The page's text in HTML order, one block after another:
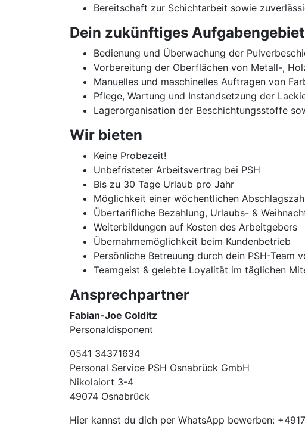
Bereitschaft zur Schichtarbeit sowie
Dein zukünftiges Aufgabengebiet
Bedienung und Überwachung der
Vorbereitung der Oberflächen von Metall-,
Manuelles und maschinelles Auftragen von
Pflege, Wartung und Instandsetzung der
Lagerorganisation der Beschichtungsstoffe
Wir bieten
Keine Probezeit!
Unbefristeter Arbeitsvertrag bei PSH
Bis zu 30 Tage Urlaub pro Jahr
Möglichkeit einer wöchentlichen
Übertarifliche Bezahlung, Urlaubs- &
Weiterbildungen auf Kosten des Arbeitgebers
Übernahmemöglichkeit beim Kundenbetrieb
Persönliche Betreuung durch dein PSH-Team
Teamgeist & gelebte Loyalität im täglichen
Ansprechpartner
Fabian-Joe Colditz
Personaldisponent
0541 34371634
Personal Service PSH Osnabrück GmbH
Nikolaiort 3-4
49074 Osnabrück
Hier kannst du dich per WhatsApp bewerben: